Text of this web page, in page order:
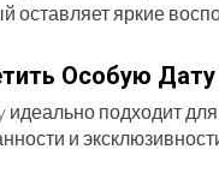
оставляет яркие
Особую
идеально подходит
и